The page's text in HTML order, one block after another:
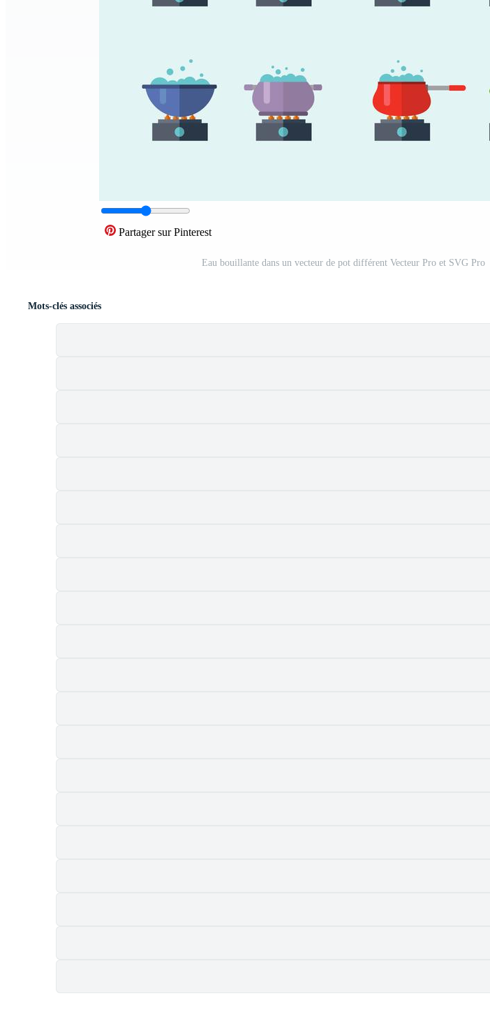
Partager sur Pinterest
Eau bouillante dans un vecteur de pot différent Vecteur Pro et SVG Pro
Mots-clés associés